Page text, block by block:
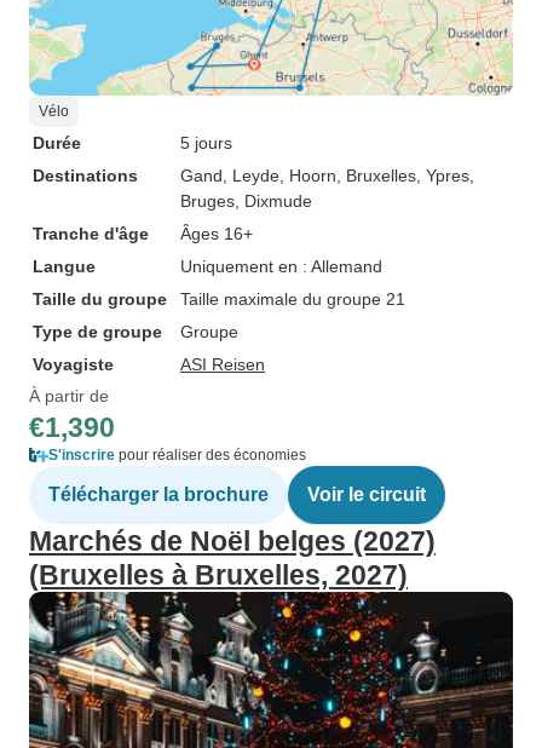
Vélo
Durée
5 jours
Destinations
Gand , Leyde , Hoorn , Bruxelles , Ypres
Bruges , Dixmude
Tranche d'âge
Âges 16+
Langue
Uniquement en : Allemand
Taille du groupe
Taille maximale du groupe 21
Type de groupe
Groupe
Voyagiste
ASI Reisen
À partir de
€1,390
S'inscrire pour réaliser des économies
Télécharger la brochure Voir le circuit
Marchés de Noël belges (2027)
(Bruxelles à Bruxelles, 2027)